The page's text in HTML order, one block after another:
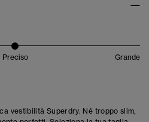
Preciso Grande
vestibilità Superdry. Né troppo slim,